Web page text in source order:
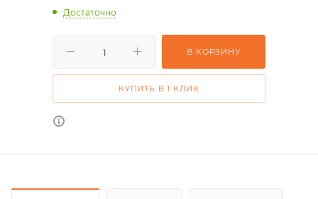
Достаточно
В КОРЗИНУ
КУПИТЬ В 1 КЛИК